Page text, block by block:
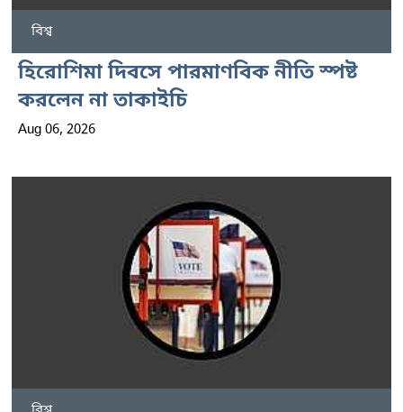
বিশ্ব
হিরোশিমা দিবসে পারমাণবিক নীতি স্পষ্ট
করলেন না তাকাইচি
Aug 06, 2026